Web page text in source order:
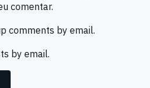
comentar.
comments by email.
by email.